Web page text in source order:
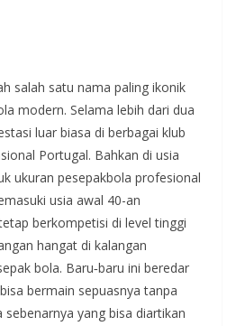
salah satu nama paling ikonik
modern. Selama lebih dari dua
luar biasa di berbagai klub
Portugal. Bahkan di usia
ukuran pesepakbola profesional
usia awal 40-an
berkompetisi di level tinggi
hangat di kalangan
bola. Baru‑baru ini beredar
bermain sepuasnya tanpa
sebenarnya yang bisa diartikan